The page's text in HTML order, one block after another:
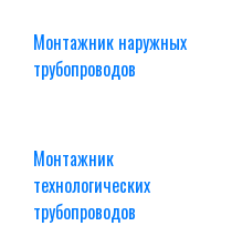
Монтажник наружных
трубопроводов
Монтажник
технологических
трубопроводов